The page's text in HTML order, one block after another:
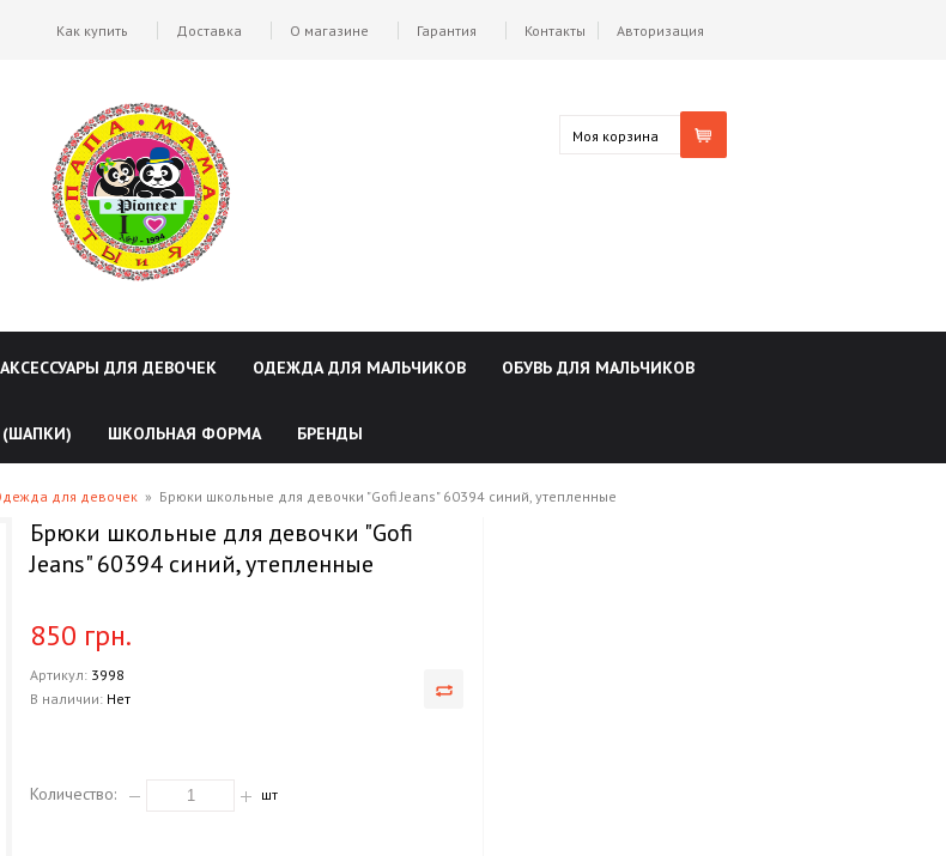
Авторизация
Как купить Доставка О магазине Гарантия Контакты
Моя корзина
АКСЕССУАРЫ ДЛЯ ДЕВОЧЕК ОДЕЖДА ДЛЯ МАЛЬЧИКОВ ОБУВЬ ДЛЯ МАЛЬЧИКОВ
ШКОЛЬНАЯ ФОРМА БРЕНДЫ
для девочек » Брюки школьные для девочки "Gofi Jeans" 60394 синий, утепленные
Брюки школьные для девочки "Gofi
Jeans" 60394 синий, утепленные
850 грн.
Артикул: 3998
В наличии: Нет
Количество: шт